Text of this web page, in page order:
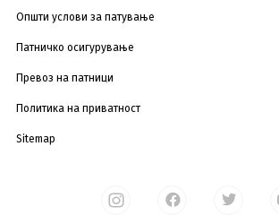
Општи услови за патување
Патничко осигурување
Превоз на патници
Политика на приватност
Sitemap